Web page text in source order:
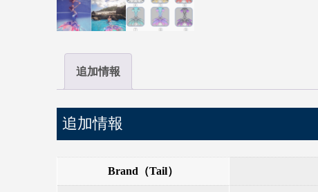
追加情報
追加情報
Brand（Tail）